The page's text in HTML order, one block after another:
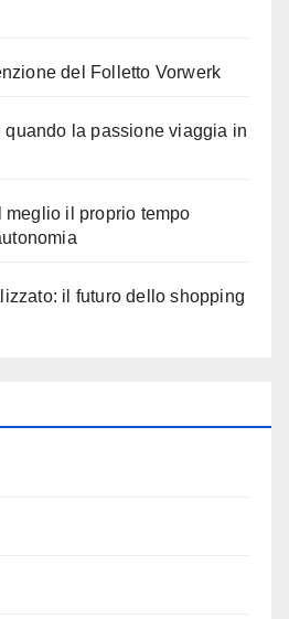
del Folletto Vorwerk
quando la passione viaggia in
il proprio tempo
il futuro dello shopping